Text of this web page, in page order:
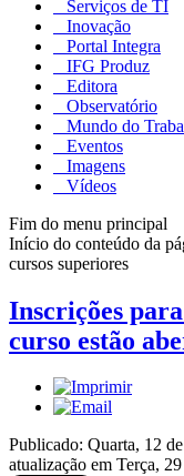
Serviços de TI
Inovação
Portal Integra
IFG Produz
Editora
Observatório
Mundo do
Eventos
Imagens
Vídeos
Fim do menu principal
Início do conteúdo da
cursos superiores
Inscrições
curso estão
Publicado: Quarta, 12
atualização em Terça,